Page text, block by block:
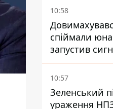
10:58
спіймали
запустив
аби потішити
10:57
Зеленський
ураження